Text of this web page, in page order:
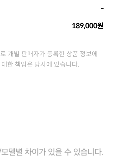
-
189,000원
개별 판매자가 등록한 상품 정보에
한 책임은 당사에 있습니다.